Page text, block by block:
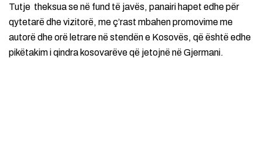
Tutje theksua se në fund të javës, panairi hapet edhe për
qytetarë dhe vizitorë, me ç’rast mbahen promovime me
autorë dhe orë letrare në stendën e Kosovës, që është edhe
pikëtakim i qindra kosovarëve që jetojnë në Gjermani.